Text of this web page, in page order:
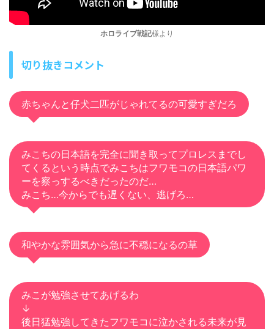
ホロライブ戦記様より
切り抜きコメント
赤ちゃんと仔犬二匹がじゃれてるの可愛すぎだろ
みこちの日本語を完全に聞き取ってプロレスまでし
てくるという時点でみこちはフワモコの日本語パワ
ーを察っするべきだったのだ…
みこち…今からでも遅くない、逃げろ…
和やかな雰囲気から急に不穏になるの草
みこが勉強させてあげるわ
↓
後日猛勉強してきたフワモコに泣かされる未来が見